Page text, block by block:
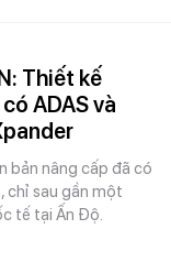
Thiết kế
ADAS và
bản nâng cấp đã có
chỉ sau gần một
tế tại Ấn Độ.